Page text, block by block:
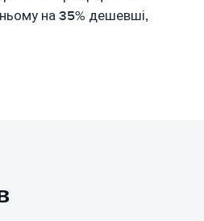
на 35% дешевші,